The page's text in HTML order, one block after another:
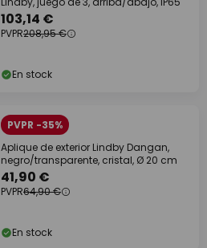
103,14 €
PVPR208,95 €
En stock
PVPR -35%
Aplique de exterior Lindby Dangan,
negro/transparente, cristal, Ø 20 cm
41,90 €
PVPR64,90 €
En stock